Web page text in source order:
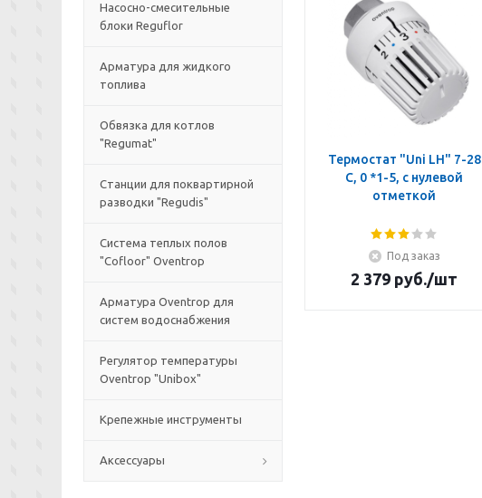
Насосно-смесительные
блоки Reguflor
Арматура для жидкого
топлива
Обвязка для котлов
"Regumat"
Станции для поквартирной
разводки "Regudis"
Система теплых полов
"Cofloor" Oventrop
Арматура Oventrop для
систем водоснабжения
Регулятор температуры
Oventrop "Unibox"
Крепежные инструменты
Аксессуары
Термостат "Uni LH" 7-28
C, 0 *1-5, с нулевой
отметкой
Под заказ
2 379 руб./шт